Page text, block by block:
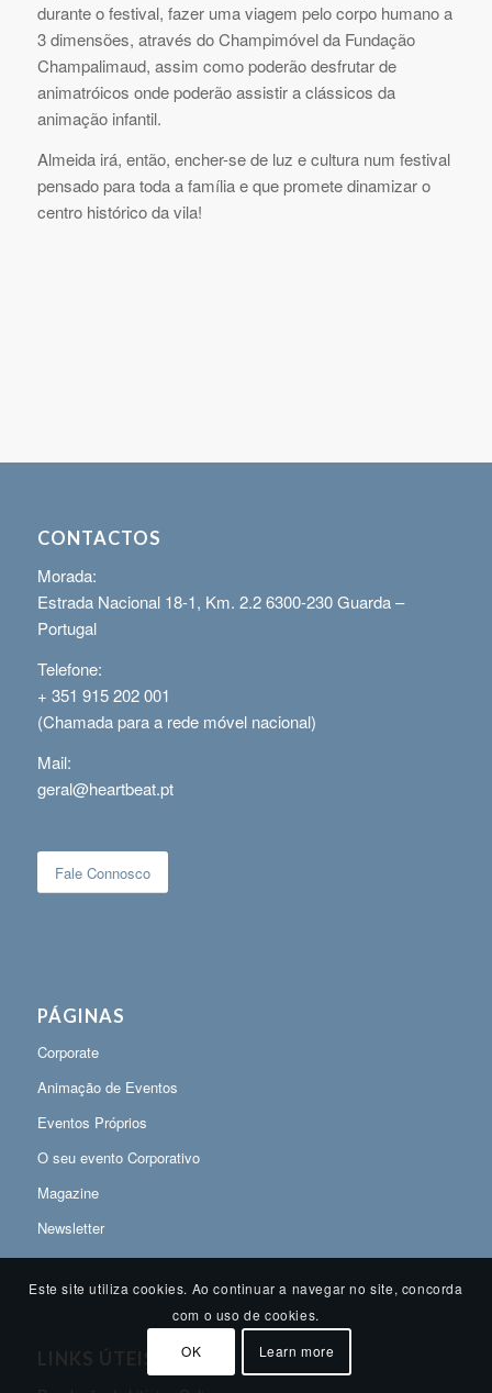
durante o festival, fazer uma viagem pelo corpo humano a
3 dimensões, através do Champimóvel da Fundação
Champalimaud, assim como poderão desfrutar de
animatróicos onde poderão assistir a clássicos da
animação infantil.
Almeida irá, então, encher-se de luz e cultura num festival
pensado para toda a família e que promete dinamizar o
centro histórico da vila!
CONTACTOS
Morada:
Estrada Nacional 18-1, Km. 2.2 6300-230 Guarda –
Portugal
Telefone:
+ 351 915 202 001
(Chamada para a rede móvel nacional)
Mail:
geral@heartbeat.pt
Fale Connosco
PÁGINAS
Corporate
Animação de Eventos
Eventos Próprios
O seu evento Corporativo
Magazine
Newsletter
Este site utiliza cookies. Ao continuar a navegar no site, concorda
com o uso de cookies.
OK
Learn more